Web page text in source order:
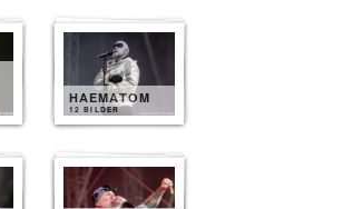
HAEMATOM
12 BILDER